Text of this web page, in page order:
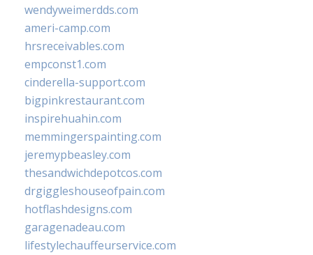
wendyweimerdds.com
ameri-camp.com
hrsreceivables.com
empconst1.com
cinderella-support.com
bigpinkrestaurant.com
inspirehuahin.com
memmingerspainting.com
jeremypbeasley.com
thesandwichdepotcos.com
drgiggleshouseofpain.com
hotflashdesigns.com
garagenadeau.com
lifestylechauffeurservice.com